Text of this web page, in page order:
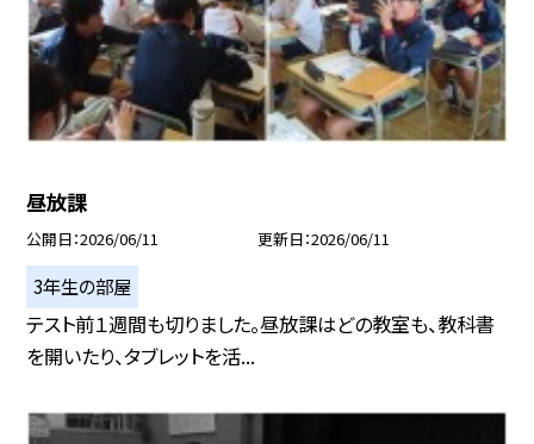
昼放課
公開日 2026/06/11 更新日 2026/06/11
3年生の部屋
テスト前１週間も切りました。昼放課はどの教室も、教科書
を開いたり、タブレットを活...